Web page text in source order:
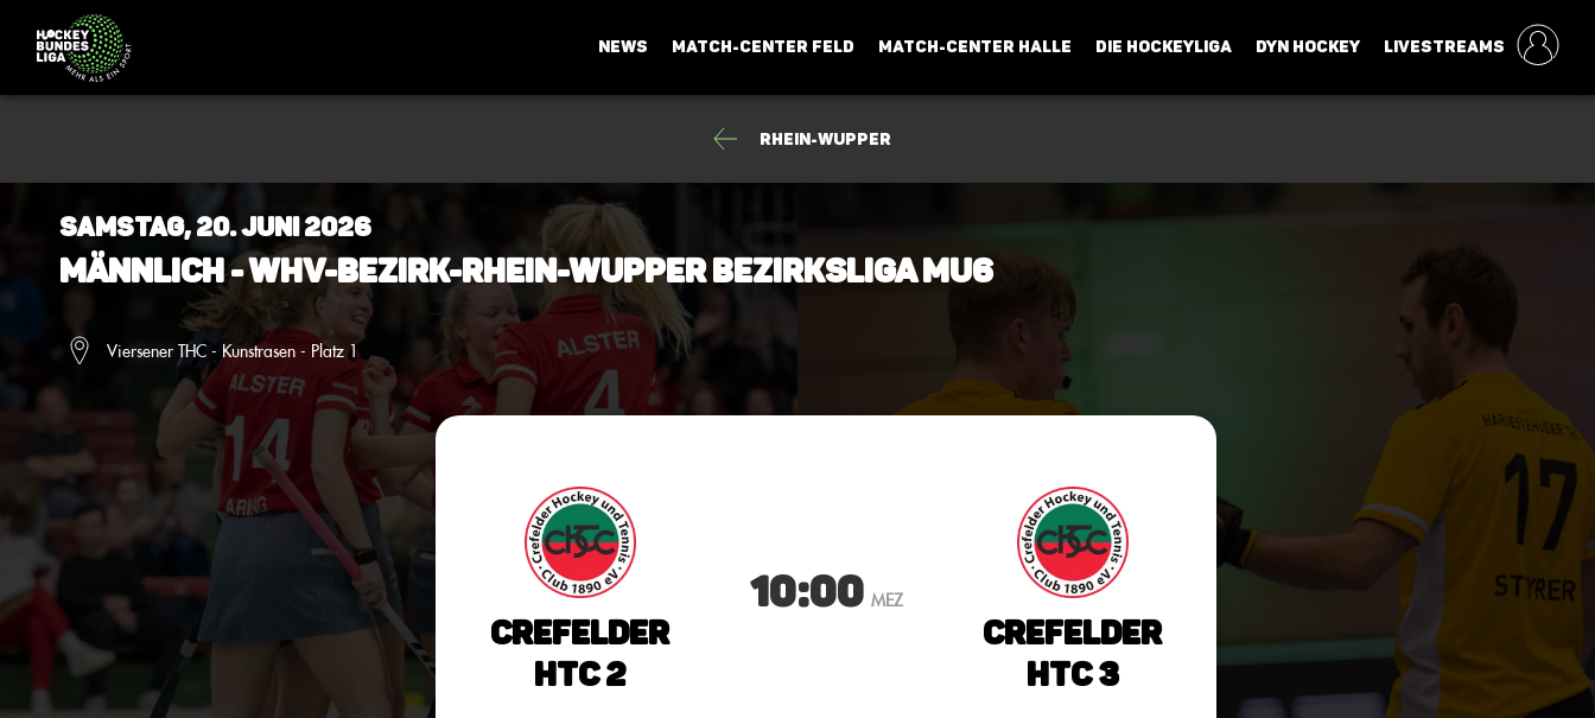
NEWS MATCH-CENTER FELD MATCH-CENTER HALLE DIE HOCKEYLIGA DYN HOCKEY LIVESTREAMS
Rhein-Wupper
Samstag, 20. Juni 2026
Männlich - WHV-Bezirk-Rhein-Wupper Bezirksliga mU6
Viersener THC - Kunstrasen - Platz 1
Crefelder
HTC 2
10:00 MEZ
Crefelder
HTC 3